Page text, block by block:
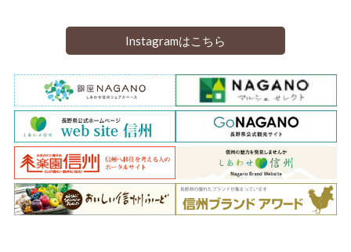
Instagramはこちら